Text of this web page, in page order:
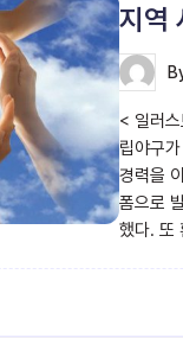
지역
< 일러
립야구
경력을
폼으로
했다. 또